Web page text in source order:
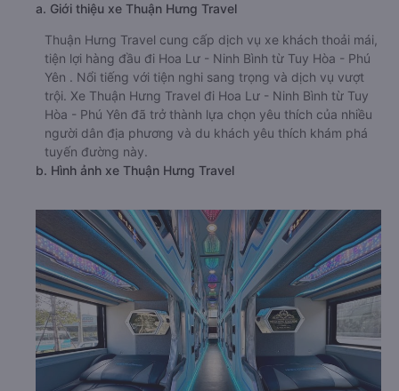
a. Giới thiệu xe Thuận Hưng Travel
Thuận Hưng Travel cung cấp dịch vụ xe khách thoải mái,
tiện lợi hàng đầu đi Hoa Lư - Ninh Bình từ Tuy Hòa - Phú
Yên . Nổi tiếng với tiện nghi sang trọng và dịch vụ vượt
trội. Xe Thuận Hưng Travel đi Hoa Lư - Ninh Bình từ Tuy
Hòa - Phú Yên đã trở thành lựa chọn yêu thích của nhiều
người dân địa phương và du khách yêu thích khám phá
tuyến đường này.
b. Hình ảnh xe Thuận Hưng Travel